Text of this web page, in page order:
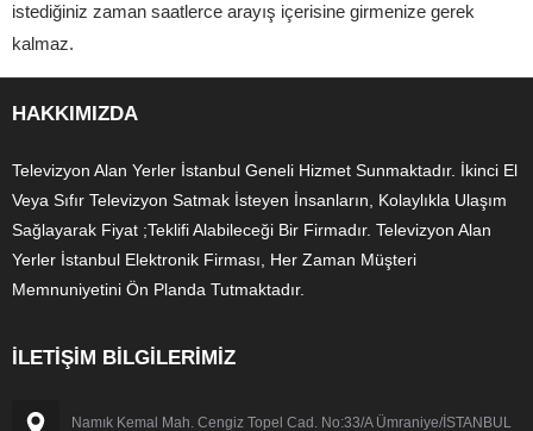
istediğiniz zaman saatlerce arayış içerisine girmenize gerek
kalmaz.
HAKKIMIZDA
Televizyon Alan Yerler İstanbul Geneli Hizmet Sunmaktadır. İkinci El
Veya Sıfır Televizyon Satmak İsteyen İnsanların, Kolaylıkla Ulaşım
Sağlayarak Fiyat ;Teklifi Alabileceği Bir Firmadır. Televizyon Alan
Yerler İstanbul Elektronik Firması, Her Zaman Müşteri
Memnuniyetini Ön Planda Tutmaktadır.
İLETİŞİM BİLGİLERİMİZ
Namık Kemal Mah. Cengiz Topel Cad. No:33/A Ümraniye/İSTANBUL